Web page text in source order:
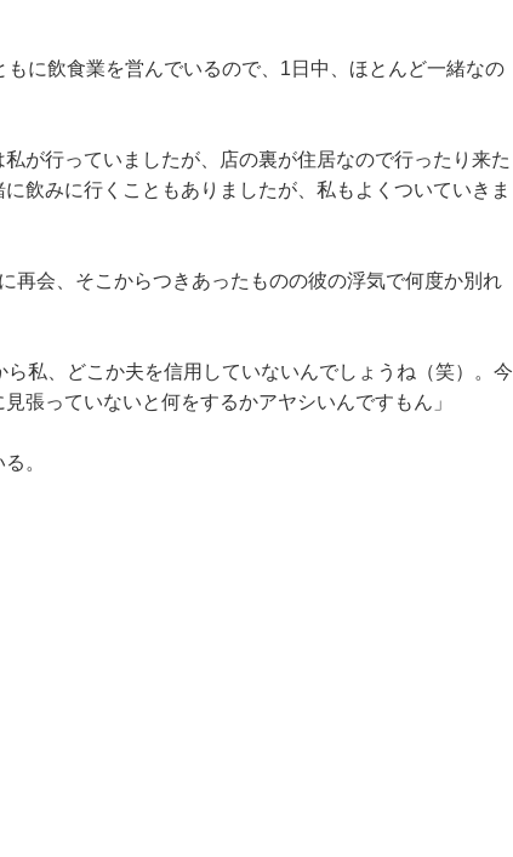
に飲食業を営んでいるので、1日中、ほとんど一緒なの
が行っていましたが、店の裏が住居なので行ったり来た
飲みに行くこともありましたが、私もよくついていきま
再会、そこからつきあったものの彼の浮気で何度か別れ
ら私、どこか夫を信用していないんでしょうね（笑）。今
張っていないと何をするかアヤシいんですもん」
。